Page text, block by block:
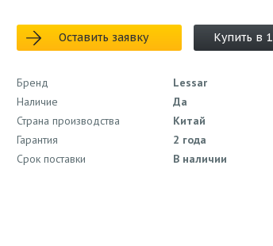
Оставить заявку Купить в
Бренд
Lessar
Наличие
Да
Страна производства
Китай
Гарантия
2 года
Срок поставки
В наличии